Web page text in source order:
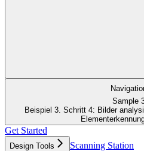
Sample
Beispiel 3. Schritt 4: Bilder
Get Started
Design Tools
Scanning Station